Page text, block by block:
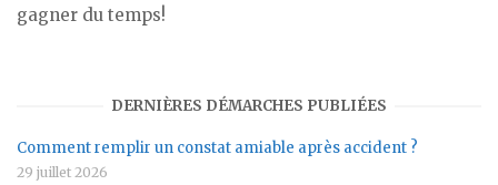
gagner du temps!
DERNIÈRES DÉMARCHES PUBLIÉES
Comment remplir un constat amiable après accident ?
29 juillet 2026